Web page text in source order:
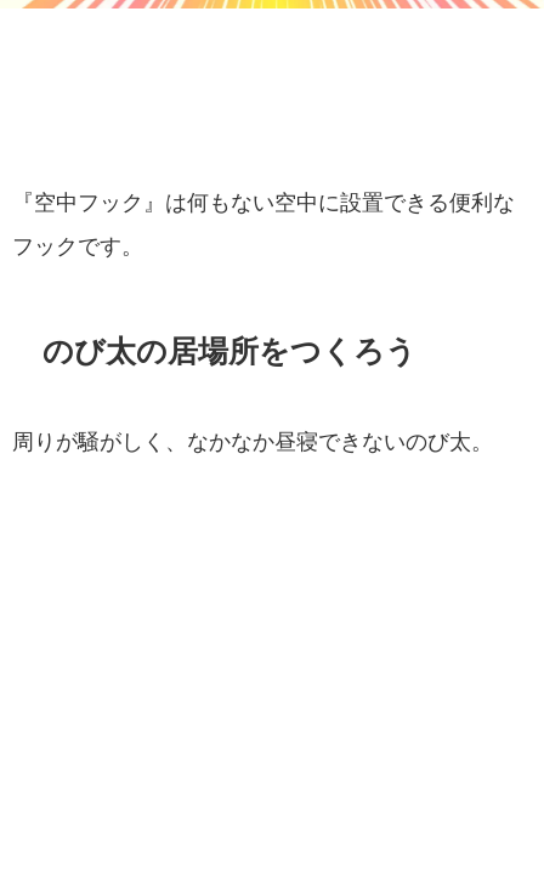
『空中フック』は何もない空中に設置できる便利な
フックです。
のび太の居場所をつくろう
周りが騒がしく、なかなか昼寝できないのび太。